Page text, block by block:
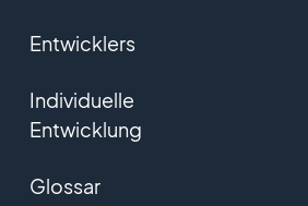
Entwicklers
Individuelle
Entwicklung
Glossar